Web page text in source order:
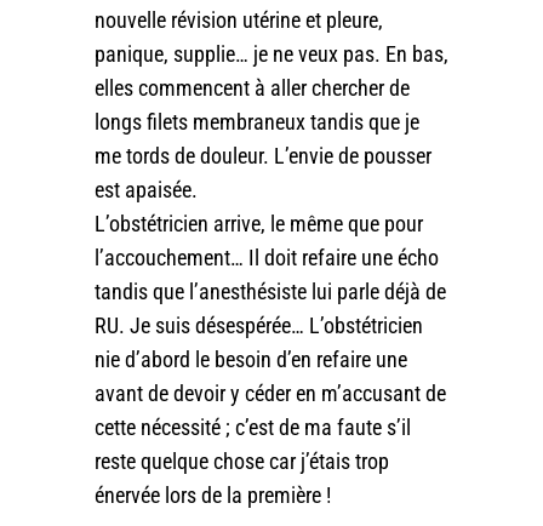
nouvelle révision utérine et pleure,
panique, supplie… je ne veux pas. En bas,
elles commencent à aller chercher de
longs filets membraneux tandis que je
me tords de douleur. L’envie de pousser
est apaisée.
L’obstétricien arrive, le même que pour
l’accouchement… Il doit refaire une écho
tandis que l’anesthésiste lui parle déjà de
RU. Je suis désespérée… L’obstétricien
nie d’abord le besoin d’en refaire une
avant de devoir y céder en m’accusant de
cette nécessité ; c’est de ma faute s’il
reste quelque chose car j’étais trop
énervée lors de la première !